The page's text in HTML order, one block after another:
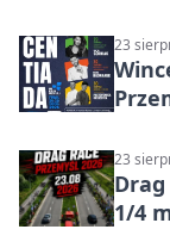
23
23
1/4